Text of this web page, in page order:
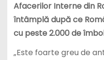
Afacerilor Interne din
întâmplă după ce
cu peste 2.000 de
„Este foarte greu de